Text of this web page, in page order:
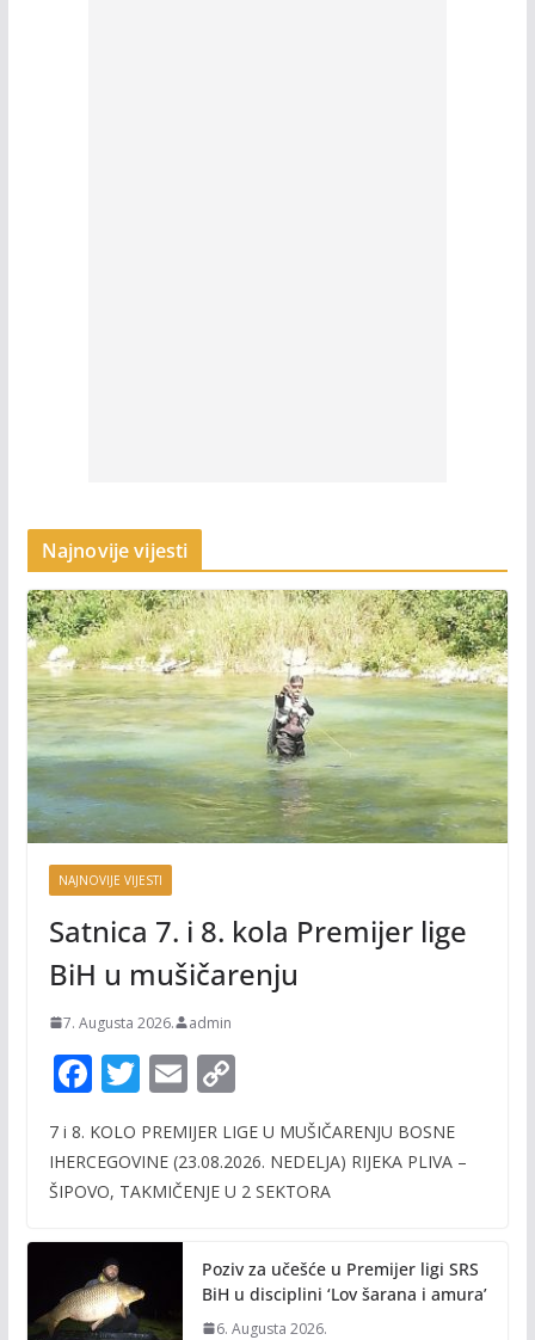
Najnovije vijesti
NAJNOVIJE VIJESTI
Satnica 7. i 8. kola Premijer lige
BiH u mušičarenju
7. Augusta 2026. admin
F
e
b
o
k
T
itt
er
E
ai
l
C
p
y
n
k
7 i 8. KOLO PREMIJER LIGE U MUŠIČARENJU BOSNE
IHERCEGOVINE (23.08.2026. NEDELJA) RIJEKA PLIVA –
ŠIPOVO, TAKMIČENJE U 2 SEKTORA
Poziv za učešće u Premijer ligi SRS
BiH u disciplini ‘Lov šarana i amura’
6. Augusta 2026.